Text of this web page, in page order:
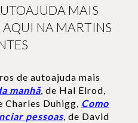
MAIS
AQUI NA MARTINS
de autoajuda mais
manhã, de Hal Elrod,
Charles Duhigg, Como
pessoas, de David